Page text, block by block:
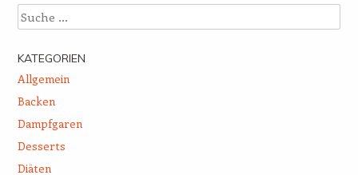
Suche
KATEGORIEN
Allgemein
Backen
Dampfgaren
Desserts
Diäten